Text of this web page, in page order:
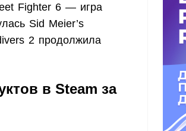
Fighter 6 — игра
Sid Meier’s
2 продолжила
в Steam за